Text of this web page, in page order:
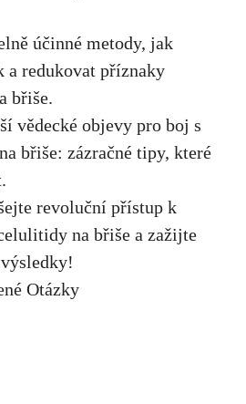
účinné metody, jak
a redukovat příznaky
břiše.
vědecké objevy pro boj s
břiše: zázračné tipy, které
revoluční přístup k
na břiše a zažijte
Otázky